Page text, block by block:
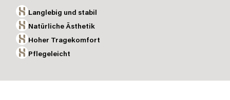
Langlebig und stabil
Natürliche Ästhetik
Hoher Tragekomfort
Pflegeleicht